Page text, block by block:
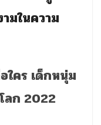
มในความ